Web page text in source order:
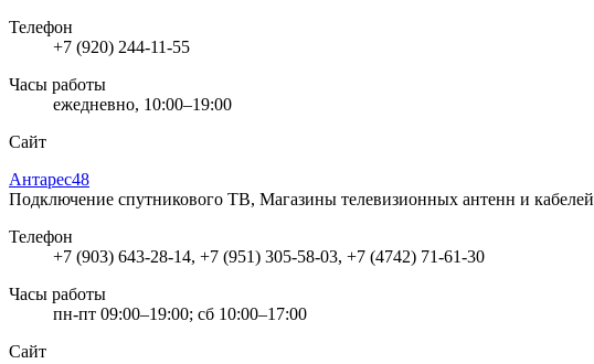
Телефон
+7 (920) 244-11-55
Часы работы
ежедневно, 10:00–19:00
Сайт
Антарес48
Подключение спутникового ТВ, Магазины телевизионных антенн и кабелей
Телефон
+7 (903) 643-28-14, +7 (951) 305-58-03, +7 (4742) 71-61-30
Часы работы
пн-пт 09:00–19:00; сб 10:00–17:00
Сайт